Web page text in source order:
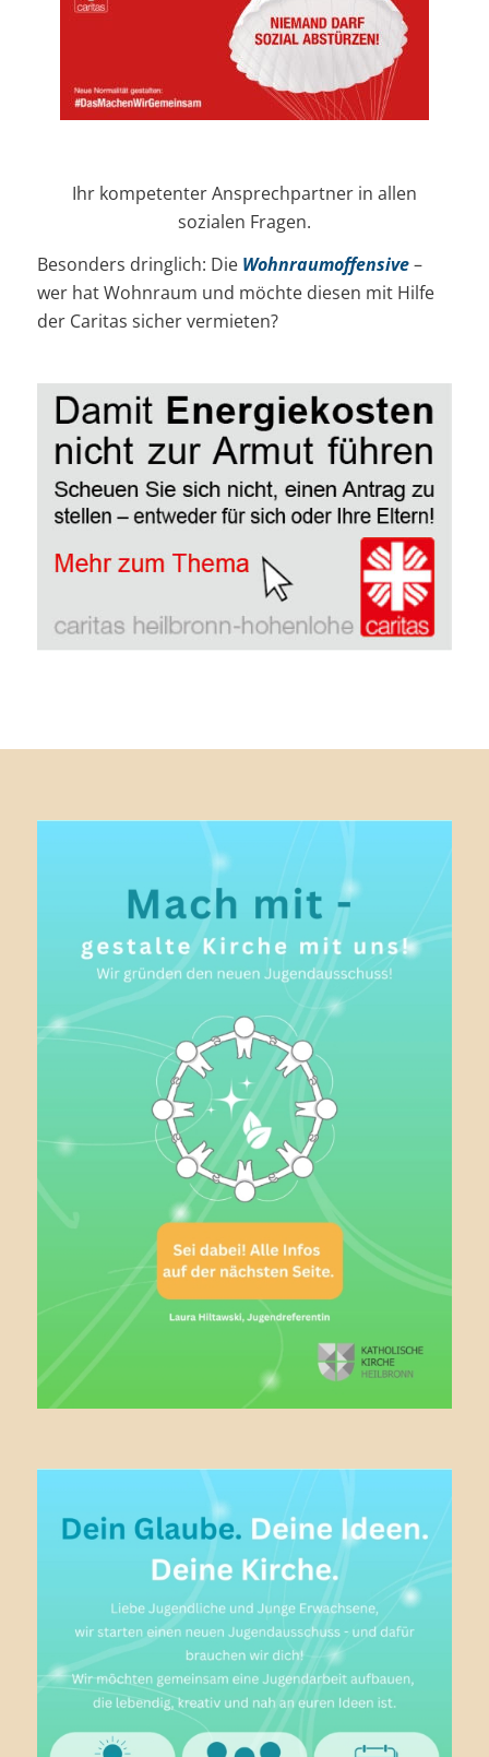
Ihr kompetenter Ansprechpartner in allen
sozialen Fragen.
Besonders dringlich: Die Wohnraumoffensive–
wer hat Wohnraum und möchte diesen mit Hilfe
der Caritas sicher vermieten?